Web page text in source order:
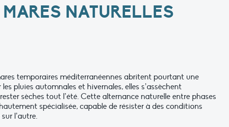
NATURELLES
temporaires méditerranéennes abritent pourtant une
pluies automnales et hivernales, elles s’assèchent
sèches tout l’été. Cette alternance naturelle entre phases
spécialisée, capable de résister à des conditions
l’autre.